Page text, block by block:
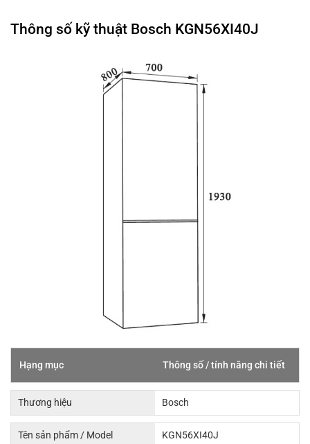
Thông số kỹ thuật Bosch KGN56XI40J
Hạng mục Thông số / tính năng chi tiết
Thương hiệu Bosch
Tên sản phẩm / Model KGN56XI40J